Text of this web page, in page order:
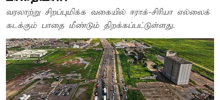
வரலாற்று சிறப்புமிக்க வகையில் ஈராக்-சிரியா எல்லைக்
கடக்கும் பாதை மீண்டும் திறக்கப்பட்டுள்ளது.